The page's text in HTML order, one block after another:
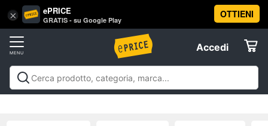
× ePRICE
GRATIS - su Google Play
OTTIENI
Accedi
Accedi
Registrati
Offerte
Vai
al
Elettrodomestici
Frigoriferi